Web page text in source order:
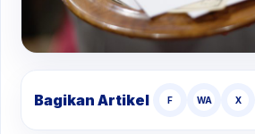
Bagikan Artikel F WA X